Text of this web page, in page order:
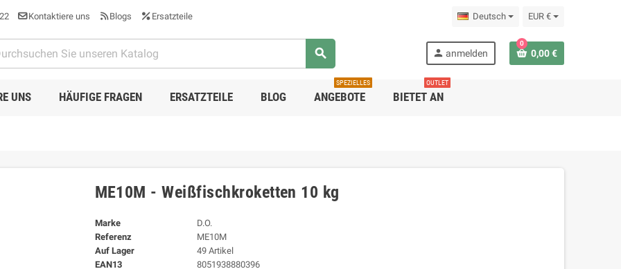
Kontaktiere uns Blogs Ersatzteile Deutsch EUR €
search person anmelden
0
0,00 €
UNS HÄUFIGE FRAGEN ERSATZTEILE BLOG ANGEBOTE
SPEZIELLES
BIETET AN
OUTLET
ME10M - Weißfischkroketten 10 kg
Marke
D.O.
Referenz
ME10M
Auf Lager
49 Artikel
EAN13
8051938880396